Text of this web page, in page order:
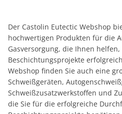
Der Castolin Eutectic Webshop
hochwertigen Produkten für die
Gasversorgung, die Ihnen
Beschichtungsprojekte
Webshop finden Sie auch eine
Schweißgeräten,
Schweißzusatzwerkstoffen und
die Sie für die erfolgreiche